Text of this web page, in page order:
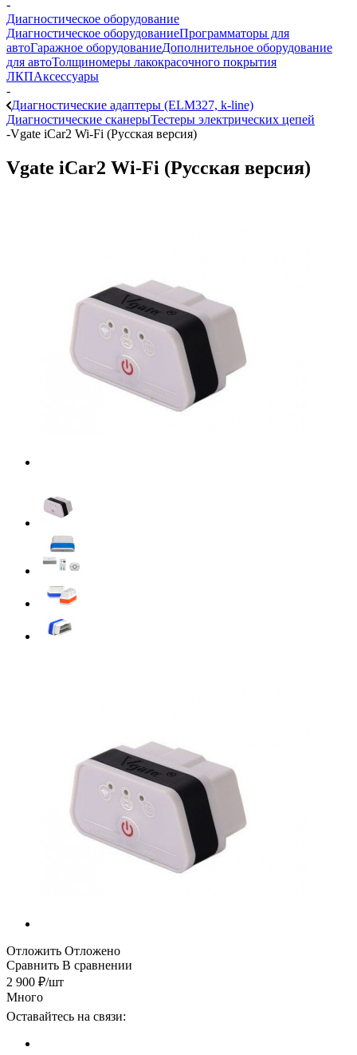
-
Диагностическое оборудование
Диагностическое оборудованиеПрограмматоры для
автоГаражное оборудованиеДополнительное оборудование
для автоТолщиномеры лакокрасочного покрытия
ЛКПАксессуары
-
Диагностические адаптеры (ELM327, k-line)
Диагностические сканерыТестеры электрических цепей
-Vgate iCar2 Wi-Fi (Русская версия)
Vgate iCar2 Wi-Fi (Русская версия)
Отложить Отложено
Сравнить В сравнении
2 900 ₽/шт
Много
Оставайтесь на связи: